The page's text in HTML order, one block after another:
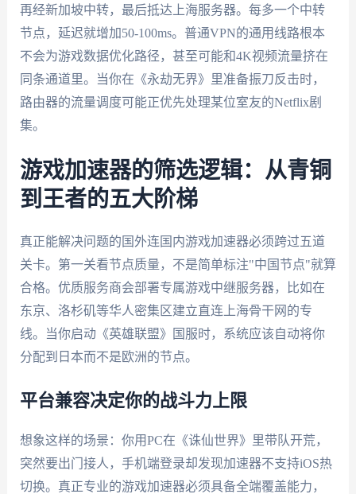
再经新加坡中转，最后抵达上海服务器。每多一个中转
节点，延迟就增加50-100ms。普通VPN的通用线路根本
不会为游戏数据优化路径，甚至可能和4K视频流量挤在
同条通道里。当你在《永劫无界》里准备振刀反击时，
路由器的流量调度可能正优先处理某位室友的Netflix剧
集。
游戏加速器的筛选逻辑：从青铜
到王者的五大阶梯
真正能解决问题的国外连国内游戏加速器必须跨过五道
关卡。第一关看节点质量，不是简单标注"中国节点"就算
合格。优质服务商会部署专属游戏中继服务器，比如在
东京、洛杉矶等华人密集区建立直连上海骨干网的专
线。当你启动《英雄联盟》国服时，系统应该自动将你
分配到日本而不是欧洲的节点。
平台兼容决定你的战斗力上限
想象这样的场景：你用PC在《诛仙世界》里带队开荒，
突然要出门接人，手机端登录却发现加速器不支持iOS热
切换。真正专业的游戏加速器必须具备全端覆盖能力，